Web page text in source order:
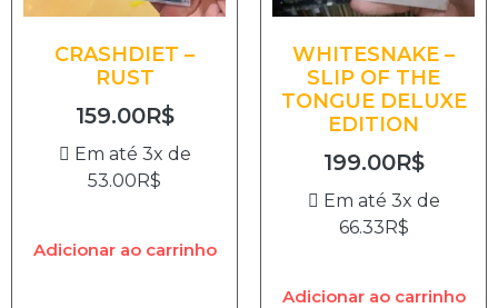
CRASHDIET –
RUST
159.00R$
Em até 3x de
53.00R$
Adicionar ao carrinho
WHITESNAKE –
SLIP OF THE
TONGUE DELUXE
EDITION
199.00R$
Em até 3x de
66.33R$
Adicionar ao carrinho